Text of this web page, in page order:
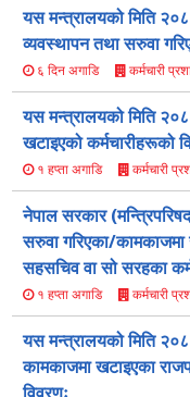
यस मन्त्रालयको मिति
व्यवस्थापन तथा सरुवा
६ दिन अगाडि कर्मचारी
यस मन्त्रालयको मिति
खटाइएको कर्मचारीहरूको
१ हप्ता अगाडि कर्मचारी
नेपाल सरकार
सरुवा गरिएका/
सहसचिव वा सो सरहका
१ हप्ता अगाडि कर्मचारी
यस मन्त्रालयको मिति
कामकाजमा खटाइएका